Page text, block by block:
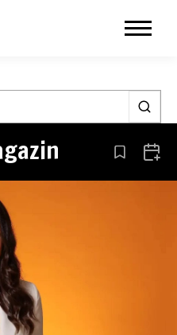
Aus den